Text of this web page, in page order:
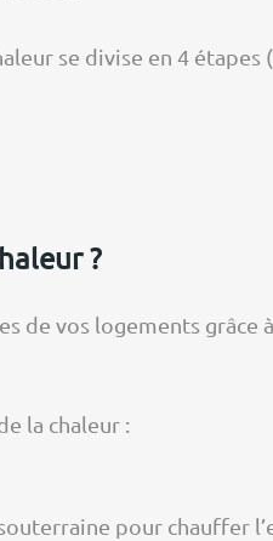
se divise en 4 étapes
?
de vos logements
la chaleur :
pour chauffer